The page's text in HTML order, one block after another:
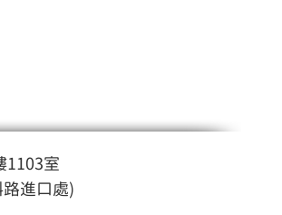
1103室
進口處)